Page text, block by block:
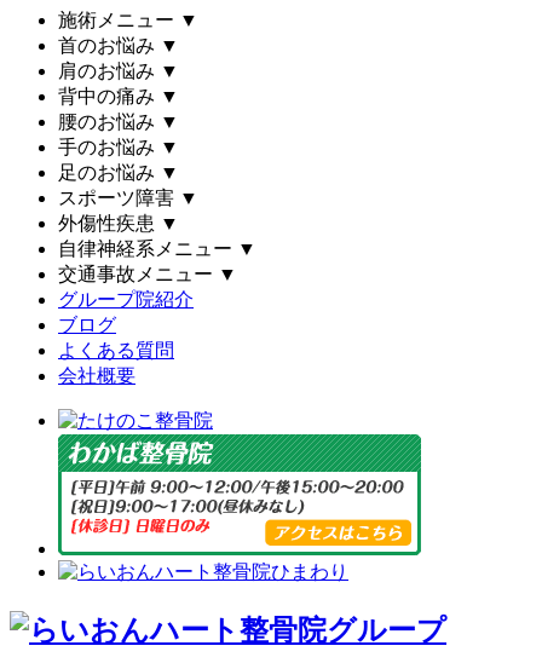
施術メニュー ▼
首のお悩み ▼
肩のお悩み ▼
背中の痛み ▼
腰のお悩み ▼
手のお悩み ▼
足のお悩み ▼
スポーツ障害 ▼
外傷性疾患 ▼
自律神経系メニュー ▼
交通事故メニュー ▼
グループ院紹介
ブログ
よくある質問
会社概要